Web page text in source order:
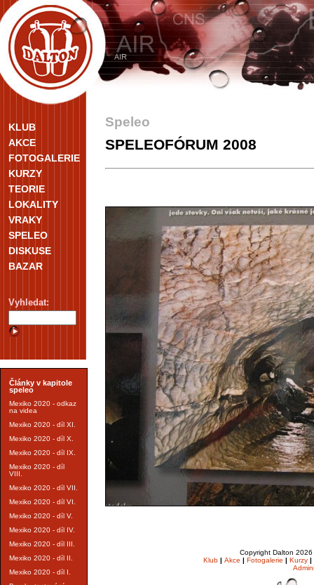
KLUB
AKCE
FOTOGALERIE
KURZY
TEORIE
LOKALITY
VRAKY
SPELEO
DISKUSE
BAZAR
Vyhledat:
Články v kapitole
speleo
Mexiko 2020 - odkaz
na videa
Mexiko 2020 - díl XI.
Mexiko 2020 - díl X.
Mexiko 2020 - díl IX.
Mexiko 2020 - díl
VIII.
Mexiko 2020 - díl VII.
Mexiko 2020 - díl VI.
Mexiko 2020 - díl V.
Mexiko 2020 - díl IV.
Mexiko 2020 - díl III.
Mexiko 2020 - díl II.
Mexiko 2020 - díl I.
Speleo
SPELEOFÓRUM 2008
Copyright Dalton
Klub | Akce | Fotogalerie | Kurzy |